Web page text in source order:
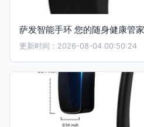
萨发智能手环 您的随身健康
更新时间：2026-08-04 00:50:24